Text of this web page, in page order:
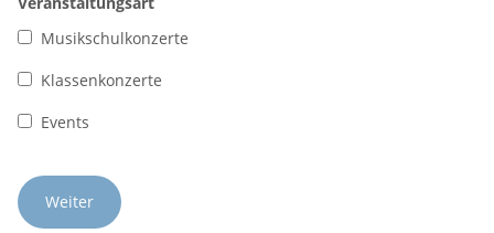
Musikschulkonzerte
Klassenkonzerte
Events